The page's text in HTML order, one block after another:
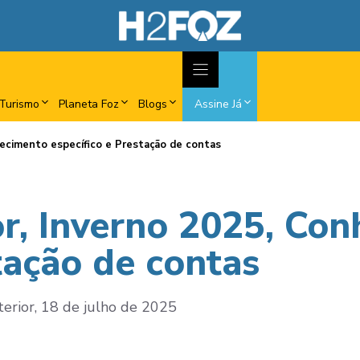
Planeta Foz Blogs Assine Já
específico e Prestação de contas
Inverno 2025,
de contas
18 de julho de 2025